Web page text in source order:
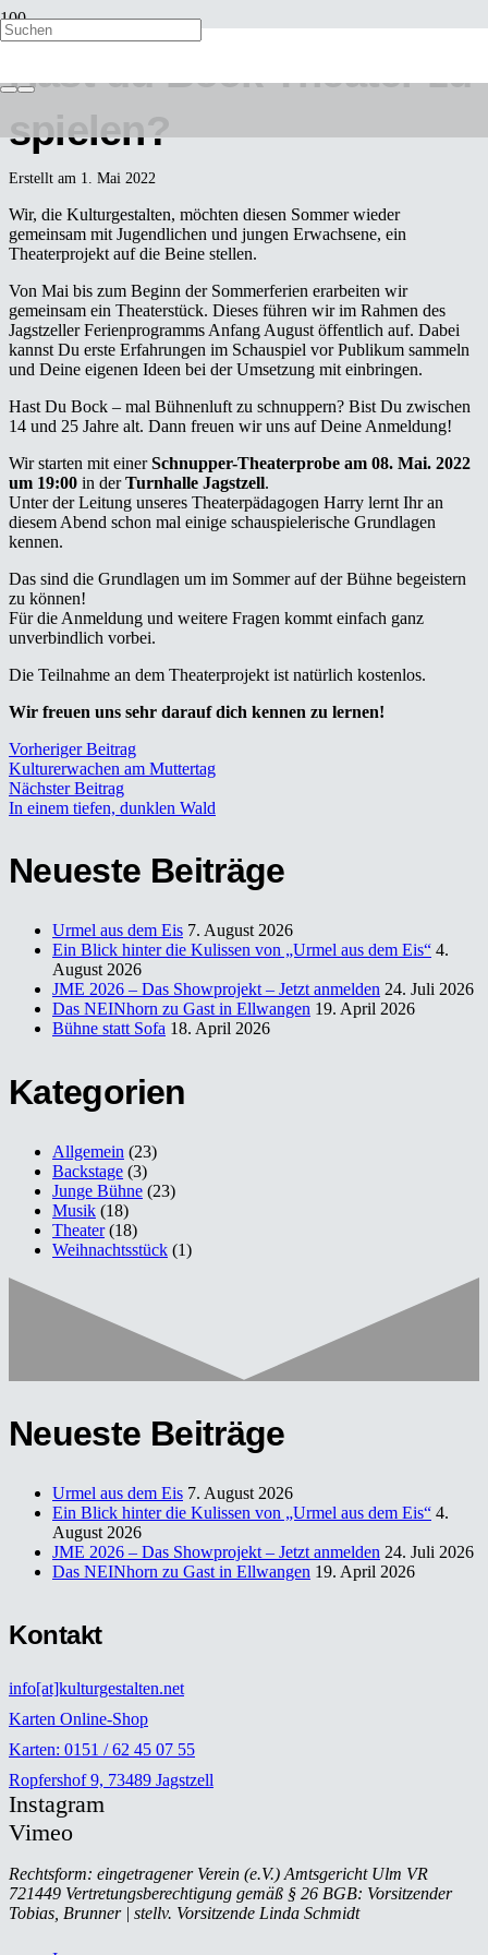
Hast du Bock Theater zu
spielen?
Erstellt am 1. Mai 2022
Wir, die Kulturgestalten, möchten diesen Sommer wieder
gemeinsam mit Jugendlichen und jungen Erwachsene, ein
Theaterprojekt auf die Beine stellen.
Von Mai bis zum Beginn der Sommerferien erarbeiten wir
gemeinsam ein Theaterstück. Dieses führen wir im Rahmen des
Jagstzeller Ferienprogramms Anfang August öffentlich auf. Dabei
kannst Du erste Erfahrungen im Schauspiel vor Publikum sammeln
und Deine eigenen Ideen bei der Umsetzung mit einbringen.
Hast Du Bock – mal Bühnenluft zu schnuppern? Bist Du zwischen
14 und 25 Jahre alt. Dann freuen wir uns auf Deine Anmeldung!
Wir starten mit einerSchnupper-Theaterprobe am 08. Mai. 2022
um 19:00 in derTurnhalle Jagstzell.
Unter der Leitung unseres Theaterpädagogen Harry lernt Ihr an
diesem Abend schon mal einige schauspielerische Grundlagen
kennen.
Das sind die Grundlagen um im Sommer auf der Bühne begeistern
zu können!
Für die Anmeldung und weitere Fragen kommt einfach ganz
unverbindlich vorbei.
Die Teilnahme an dem Theaterprojekt ist natürlich kostenlos.
Wir freuen uns sehr darauf dich kennen zu lernen!
Vorheriger Beitrag
Kulturerwachen am Muttertag
Nächster Beitrag
In einem tiefen, dunklen Wald
Neueste Beiträge
Urmel aus dem Eis 7. August 2026
Ein Blick hinter die Kulissen von „Urmel aus dem Eis“ 4.
August 2026
JME 2026 – Das Showprojekt – Jetzt anmelden 24. Juli 2026
Das NEINhorn zu Gast in Ellwangen 19. April 2026
Bühne statt Sofa 18. April 2026
Kategorien
Allgemein (23)
Backstage (3)
Junge Bühne (23)
Musik (18)
Theater(18)
Weihnachtsstück (1)
Neueste Beiträge
Urmel aus dem Eis 7. August 2026
Ein Blick hinter die Kulissen von „Urmel aus dem Eis“ 4.
August 2026
JME 2026 – Das Showprojekt – Jetzt anmelden 24. Juli 2026
Das NEINhorn zu Gast in Ellwangen 19. April 2026
Kontakt
info[at]kulturgestalten.net
Karten Online-Shop
Karten: 0151 / 62 45 07 55
Ropfershof 9, 73489 Jagstzell
Instagram
Vimeo
Rechtsform: eingetragener Verein (e.V.) Amtsgericht Ulm VR
721449 Vertretungsberechtigung gemäß § 26 BGB: Vorsitzender
Tobias, Brunner | stellv. Vorsitzende Linda Schmidt